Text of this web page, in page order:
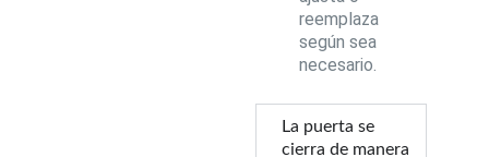
reemplaza
según sea
necesario.
La puerta se
cierra de manera